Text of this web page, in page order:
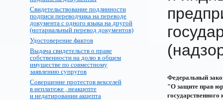
Свидетельствование подлинности
подписи переводчика на переводе
документа с одного языка на другой
(нотариальный перевод документов)
Удостоверение фактов
Выдача свидетельств о праве
собственности на долю в общем
имуществе по совместному
заявлению супругов
Совершение протестов векселей
в неплатеже , неакцепте
и недатировании акцепта
Федеральный
"О защите прав